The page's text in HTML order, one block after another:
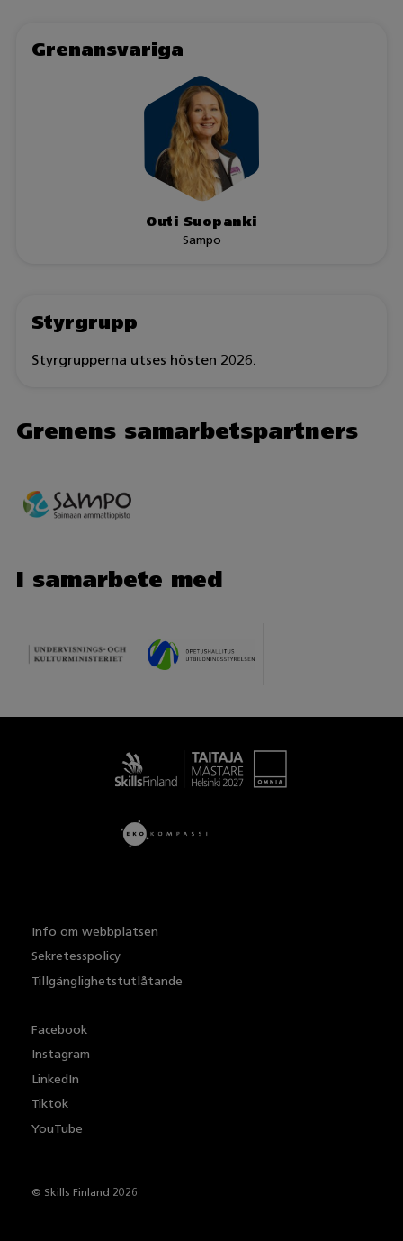
Grenansvariga
Outi Suopanki
Sampo
Styrgrupp
Styrgrupperna utses hösten 2026.
Grenens samarbetspartners
I samarbete med
Info om webbplatsen
Sekretesspolicy
Tillgänglighetstutlåtande
Facebook
Instagram
LinkedIn
Tiktok
YouTube
© Skills Finland 2026